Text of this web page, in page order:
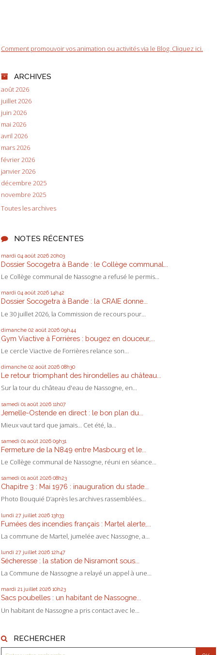
Comment promouvoir vos animation ou activités via le Blog. Cliquez ici.
ARCHIVES
août 2026
juillet 2026
juin 2026
mai 2026
avril 2026
mars 2026
février 2026
janvier 2026
décembre 2025
novembre 2025
Toutes les archives
NOTES RÉCENTES
mardi 04 août 2026 20h03
Dossier Socogetra à Bande : le Collège communal...
Le Collège communal de Nassogne a refusé le permis...
mardi 04 août 2026 14h42
Dossier Socogetra à Bande : la CRAIE donne...
Le 30 juillet 2026, la Commission de recours pour...
dimanche 02 août 2026 09h44
Gym Viactive à Forrières : bougez en douceur,...
Le cercle Viactive de Forrières relance son...
dimanche 02 août 2026 08h30
Le retour triomphant des hirondelles au château...
Sur la tour du château d'eau de Nassogne, en...
samedi 01 août 2026 11h07
Jemelle-Ostende en direct : le bon plan du...
Mieux vaut tard que jamais... Cet été, la...
samedi 01 août 2026 09h31
Fermeture de la N849 entre Masbourg et le...
Le Collège communal de Nassogne, réuni en séance...
samedi 01 août 2026 08h23
Chapitre 3 : Mai 1976 : inauguration du stade...
Photo Bouquié D’après les archives rassemblées...
lundi 27 juillet 2026 13h33
Fumées des incendies français : Martel alerte,...
La commune de Martel, jumelée avec Nassogne, a...
lundi 27 juillet 2026 12h47
Sécheresse : la station de Nisramont sous...
La Commune de Nassogne a relayé un appel à une...
mardi 21 juillet 2026 10h23
Sacs poubelles : un habitant de Nassogne...
Un habitant de Nassogne a pris contact avec le...
RECHERCHER